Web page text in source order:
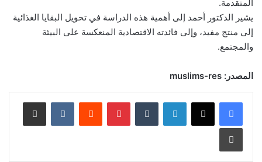
المتقدمة.
يشير الدكتور أحمد إلى أهمية هذه الدراسة في تحويل البقايا الغذائية
إلى منتج مفيد، وإلى فائدته الاقتصادية المنعكسة على البيئة
والمجتمع.
المصدر: muslims-res
لينكدإن بينتيريست مشاركة عبر البريد
طباعة